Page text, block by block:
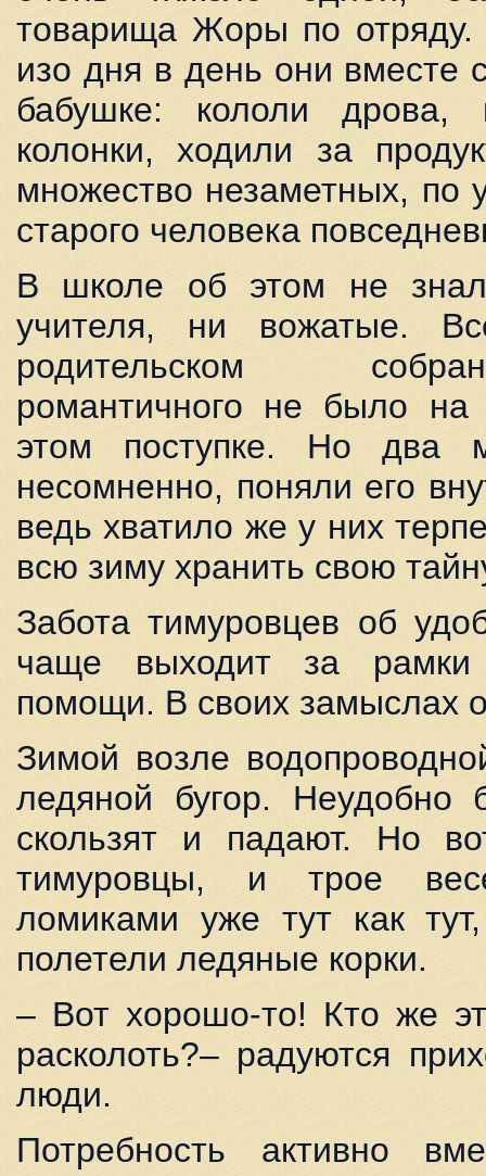
товарища Жоры по
изо дня в день они вместе
бабушке: кололи дрова,
колонки, ходили за
множество незаметных, по
старого человека
В школе об этом не
учителя, ни вожатые.
родительском
романтичного не было на
этом поступке. Но два
несомненно, поняли его
ведь хватило же у них
всю зиму хранить свою
Забота тимуровцев об
чаще выходит за рамки
помощи. В своих замыслах
Зимой возле
ледяной бугор. Неудобно
скользят и падают. Но
тимуровцы, и трое
ломиками уже тут как
полетели ледяные корки.
– Вот хорошо-то! Кто же
расколоть?– радуются
люди.
Потребность активно